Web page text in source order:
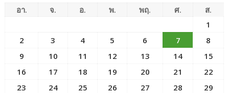
อา. จ. อ. พ. พฤ. ศ.
ส.
1
2
3 4 5 6 7
8
9
10 11 12 13 14
15
16
17 18 19 20 21
22
23
24 25 26 27 28
29